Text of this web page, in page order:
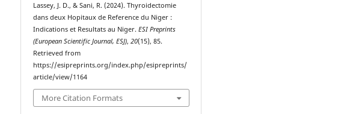
Lassey, J. D., & Sani, R. (2024). Thyroidectomie
dans deux Hopitaux de Reference du Niger :
Indications et Resultats au Niger.ESI Preprints
(European Scientific Journal, ESJ),20(15), 85.
Retrieved from
https://esipreprints.org/index.php/esipreprints/
article/view/1164
More Citation Formats